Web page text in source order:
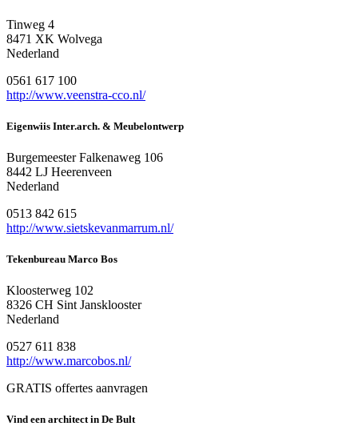
Tinweg 4
8471 XK Wolvega
Nederland
0561 617 100
http://www.veenstra-cco.nl/
Eigenwiis Inter.arch. & Meubelontwerp
Burgemeester Falkenaweg 106
8442 LJ Heerenveen
Nederland
0513 842 615
http://www.sietskevanmarrum.nl/
Tekenbureau Marco Bos
Kloosterweg 102
8326 CH Sint Jansklooster
Nederland
0527 611 838
http://www.marcobos.nl/
GRATIS offertes aanvragen
Vind een architect in De Bult